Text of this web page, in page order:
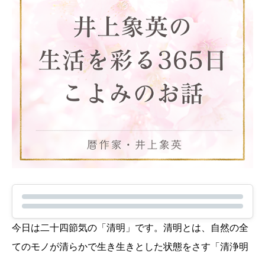
今日は二十四節気の「清明」です。清明とは、自然の全
てのモノが清らかで生き生きとした状態をさす「清浄明